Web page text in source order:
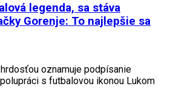
legenda, sa stáva
Gorenje: To najlepšie sa
oznamuje podpísanie
s futbalovou ikonou Lukom